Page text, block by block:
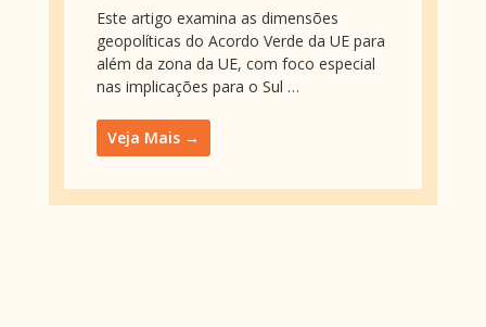
Este artigo examina as dimensões
geopolíticas do Acordo Verde da UE para
além da zona da UE, com foco especial
nas implicações para o Sul …
Veja Mais →